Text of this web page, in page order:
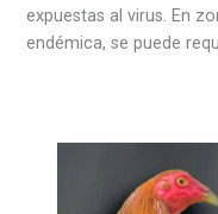
expuestas al virus. En
endémica, se puede